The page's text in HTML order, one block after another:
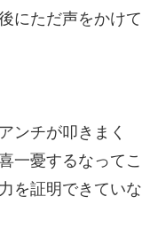
にただ声をかけて
ンチが叩きまく
一憂するなってこ
を証明できていな